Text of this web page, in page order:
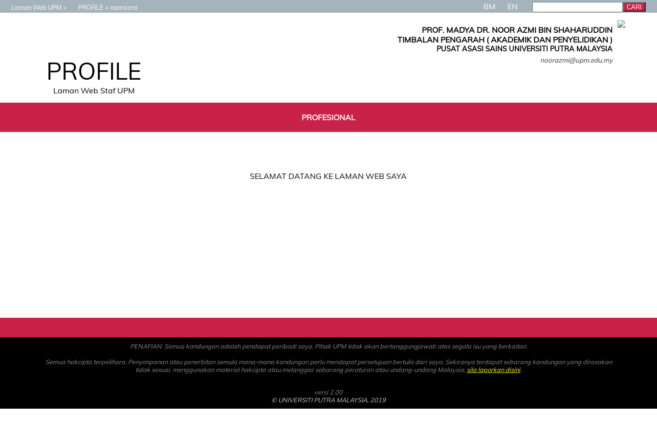
Laman Web UPM PROFILE noorazmi BM EN
PROFILE
Laman Web Staf UPM
PROF. MADYA DR. NOOR AZMI BIN SHAHARUDDIN
TIMBALAN PENGARAH ( AKADEMIK DAN PENYELIDIKAN )
PUSAT ASASI SAINS UNIVERSITI PUTRA MALAYSIA
noorazmi@upm.edu.my
PROFESIONAL
SELAMAT DATANG KE LAMAN WEB SAYA
PENAFIAN: Semua kandungan adalah pendapat peribadi saya. Pihak UPM tidak akan bertanggungjawab atas segala isu yang berkaitan.
Semua hakcipta terpelihara. Penyimpanan atau penerbitan semula mana-mana kandungan perlu mendapat persetujuan bertulis dari saya. Sekiranya terdapat sebarang kandungan yang dirasakan
tidak sesuai, menggunakan material hakcipta atau melanggar sebarang peraturan atau undang-undang Malaysia, sila laporkan disini.
versi 2.00
© UNIVERSITI PUTRA MALAYSIA, 2019